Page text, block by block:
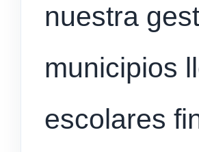
nuestra
municipios
escolares